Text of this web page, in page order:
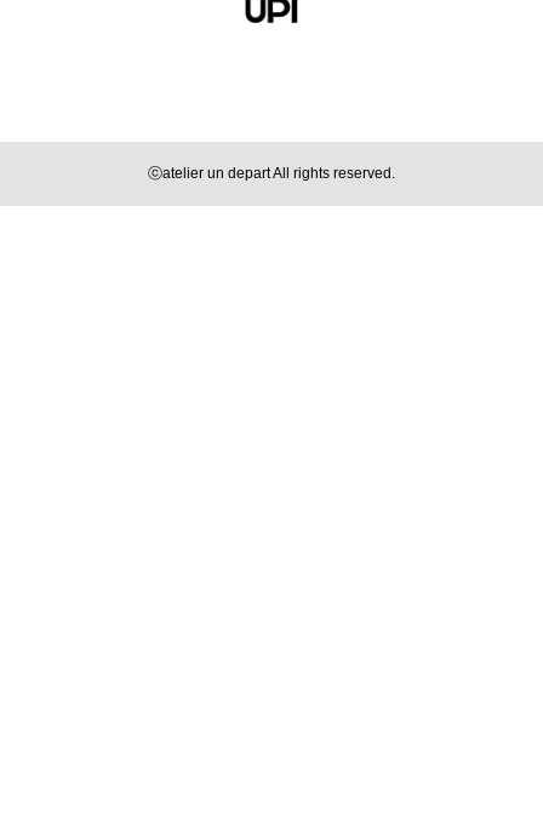
ⓒatelier un depart All rights reserved.